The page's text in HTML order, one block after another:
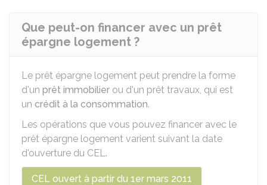
Que peut-on financer avec un prêt
épargne logement ?
Le prêt épargne logement peut prendre la forme
d'un prêt immobilier ou d'un prêt travaux, qui est
un crédit à la consommation.
Les opérations que vous pouvez financer avec le
prêt épargne logement varient suivant la date
d'ouverture du CEL.
CEL ouvert à partir du 1er mars 2011